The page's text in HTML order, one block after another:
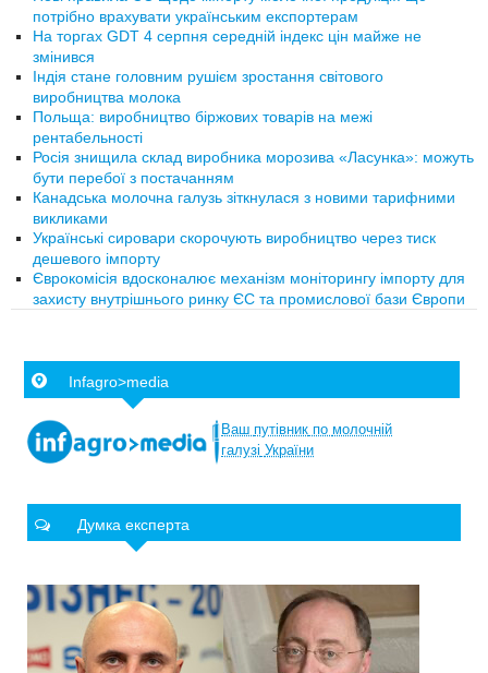
потрібно врахувати українським експортерам
На торгах GDT 4 серпня середній індекс цін майже не
змінився
Індія стане головним рушієм зростання світового
виробництва молока
Польща: виробництво біржових товарів на межі
рентабельності
Росія знищила склад виробника морозива «Ласунка»: можуть
бути перебої з постачанням
Канадська молочна галузь зіткнулася з новими тарифними
викликами
Українські сировари скорочують виробництво через тиск
дешевого імпорту
Єврокомісія вдосконалює механізм моніторингу імпорту для
захисту внутрішнього ринку ЄС та промислової бази Європи
Infagro>media
Ваш путівник по молочній
галузі України
Думка експерта